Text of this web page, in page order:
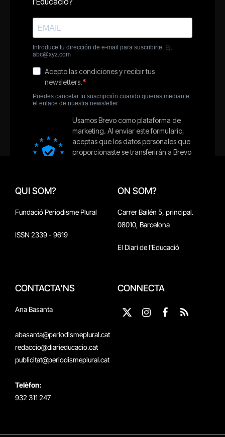
QUI SOM?
Fundació Periodisme Plural
ISSN 2339 - 9619
ON SOM?
Carrer Bailén 5, principal.
08010, Barcelona
El Diari de l'Educació
CONTACTA'NS
Ana Basanta
abasanta@periodismeplural.cat
redaccio@diarieducacio.cat
publicitat@periodismeplural.cat
Telèfon:
932 311 247
CONNECTA
X
Instagram
Facebook
RSS